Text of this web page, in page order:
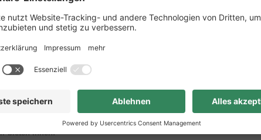
Verantwortungsbereich und übernehmen durch Ihre eigene Arbeit am
Patienten Vorbildfunktion.
Sie treffen alle anfallenden, stationsbedingten Entscheidungen und sind
Pflegeplanung und -dokumentation.
Sie führen Mitarbeitergespräche.
Sie streben eine effektive Zusammenarbeit mit der stellvertretenden
Stationsleitung an.
bieten Ihnen: